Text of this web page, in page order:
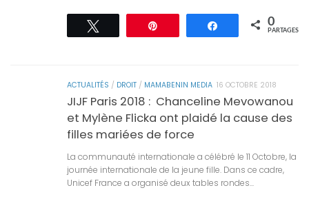
Partagez 0
PARTAGES
ACTUALITÉS / DROIT / MAMABENIN MEDIA 16 OCTOBRE 2018
JIJF Paris 2018 : Chanceline Mevowanou
et Mylène Flicka ont plaidé la cause des
filles mariées de force
La communauté internationale a célébré le 11 Octobre, la
journée internationale de la jeune fille. Dans ce cadre,
Unicef France a organisé deux tables rondes...